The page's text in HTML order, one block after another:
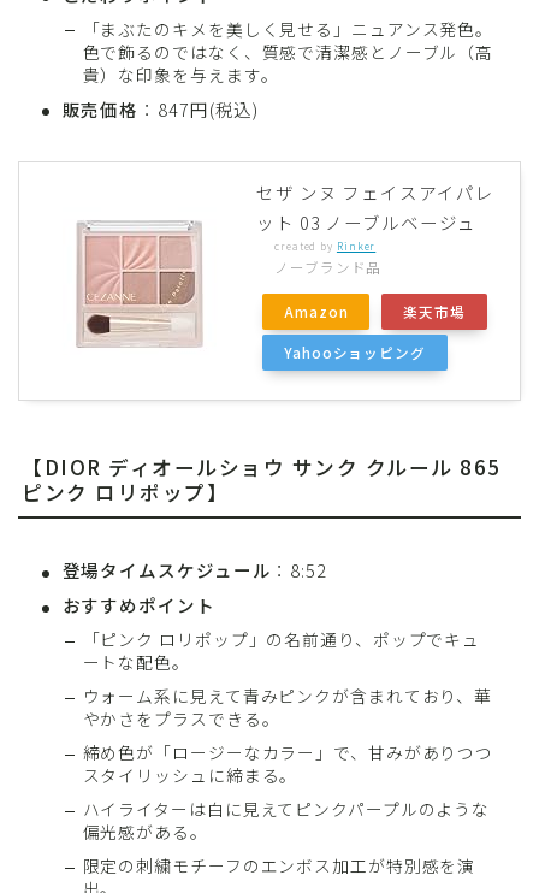
「まぶたのキメを美しく見せる」ニュアンス発色。
色で飾るのではなく、質感で清潔感とノーブル（高
貴）な印象を与えます。
販売価格 ：847円(税込)
セザ ンヌ フェイスアイパレ
ット 03 ノーブルベージュ
created by Rinker
ノーブランド品
Amazon 楽天市場
Yahooショッピング
【DIOR ディオールショウ サンク クルール 865
ピンク ロリポップ】
登場タイムスケジュール ：8:52
おすすめポイント
「ピンク ロリポップ」の名前通り、ポップでキュ
ートな配色。
ウォーム系に見えて青みピンクが含まれており、華
やかさをプラスできる。
締め色が「ロージーなカラー」で、甘みがありつつ
スタイリッシュに締まる。
ハイライターは白に見えてピンクパープルのような
偏光感がある。
限定の刺繍モチーフのエンボス加工が特別感を演